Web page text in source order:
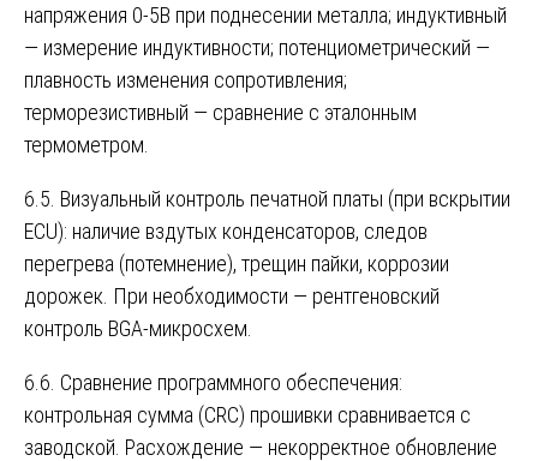
напряжения 0-5В при поднесении металла; индуктивный
— измерение индуктивности; потенциометрический —
плавность изменения сопротивления;
терморезистивный — сравнение с эталонным
термометром.
6.5. Визуальный контроль печатной платы (при вскрытии
ECU): наличие вздутых конденсаторов, следов
перегрева (потемнение), трещин пайки, коррозии
дорожек. При необходимости — рентгеновский
контроль BGA-микросхем.
6.6. Сравнение программного обеспечения:
контрольная сумма (CRC) прошивки сравнивается с
заводской. Расхождение — некорректное обновление